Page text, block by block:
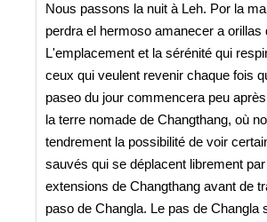
Nous passons la nuit à Leh. Por la
perdra el hermoso amanecer a orillas
L'emplacement et la sérénité qui
ceux qui veulent revenir chaque fois
paseo du jour commencera peu
la terre nomade de Changthang, où
tendrement la possibilité de voir
sauvés qui se déplacent librement
extensions de Changthang avant de
paso de Changla. Le pas de Changla